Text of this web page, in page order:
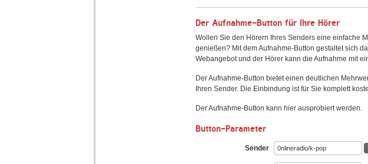
Der Aufnahme-Button für Ihre Hörer
Wollen Sie den Hörern Ihres Senders eine einfache
genießen? Mit dem Aufnahme-Button gestaltet sich
Webangebot und der Hörer kann die Aufnahme mit
Der Aufnahme-Button bietet einen deutlichen
Ihren Sender. Die Einbindung ist für Sie komplett
Der Aufnahme-Button kann hier ausprobiert werden.
Button-Parameter
Sender